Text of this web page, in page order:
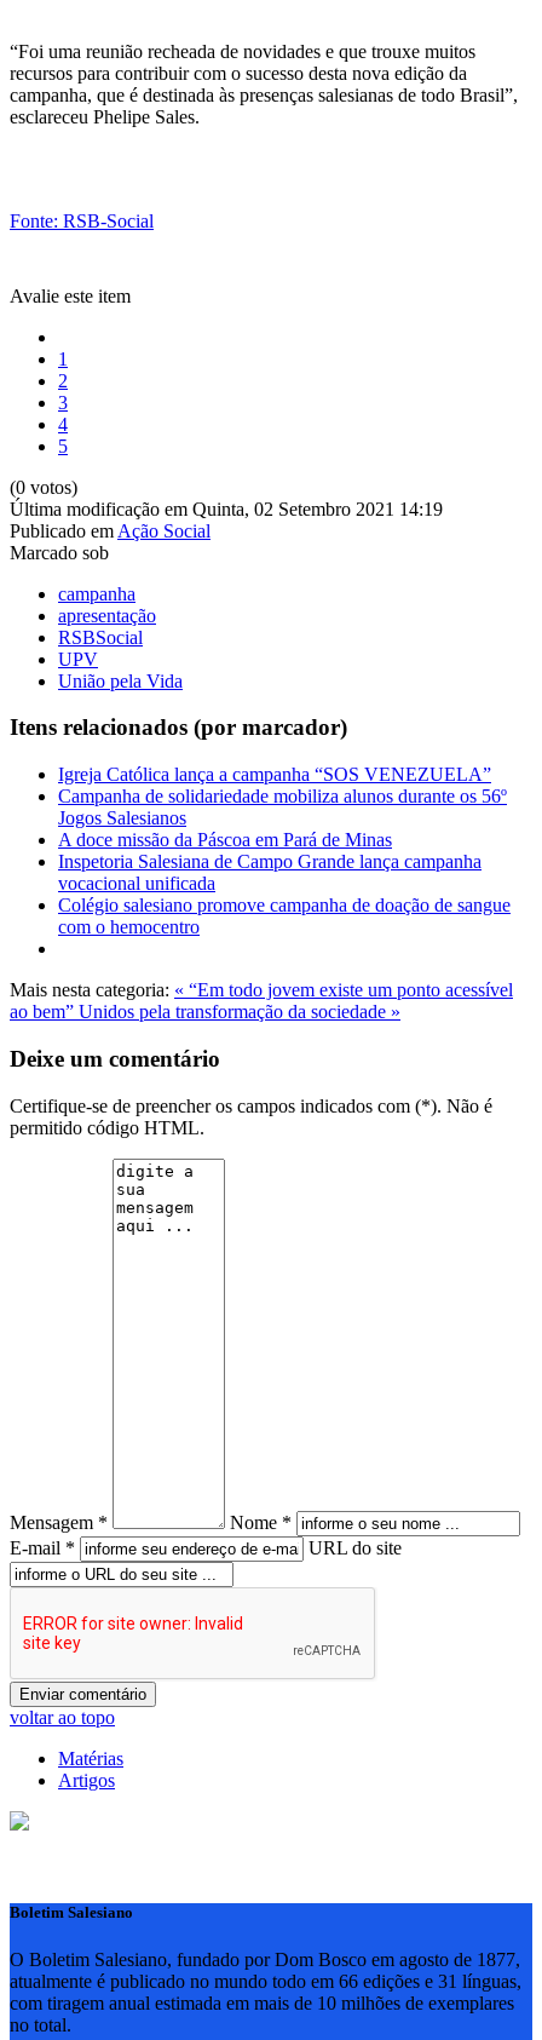
“Foi uma reunião recheada de novidades e que trouxe muitos
recursos para contribuir com o sucesso desta nova edição da
campanha, que é destinada às presenças salesianas de todo Brasil”,
esclareceu Phelipe Sales.
Fonte: RSB-Social
Avalie este item
1
2
3
4
5
(0 votos)
Última modificação em Quinta, 02 Setembro 2021 14:19
Publicado em Ação Social
Marcado sob
campanha
apresentação
RSBSocial
UPV
União pela Vida
Itens relacionados (por marcador)
Igreja Católica lança a campanha “SOS VENEZUELA”
Campanha de solidariedade mobiliza alunos durante os 56º
Jogos Salesianos
A doce missão da Páscoa em Pará de Minas
Inspetoria Salesiana de Campo Grande lança campanha
vocacional unificada
Colégio salesiano promove campanha de doação de sangue
com o hemocentro
Mais nesta categoria: « “Em todo jovem existe um ponto acessível
ao bem” Unidos pela transformação da sociedade »
Deixe um comentário
Certifique-se de preencher os campos indicados com (*). Não é
permitido código HTML.
Mensagem *
Nome *
E-mail *
URL do site
voltar ao topo
Matérias
Artigos
Boletim Salesiano
O Boletim Salesiano, fundado por Dom Bosco em agosto de 1877,
atualmente é publicado no mundo todo em 66 edições e 31 línguas,
com tiragem anual estimada em mais de 10 milhões de exemplares
no total.